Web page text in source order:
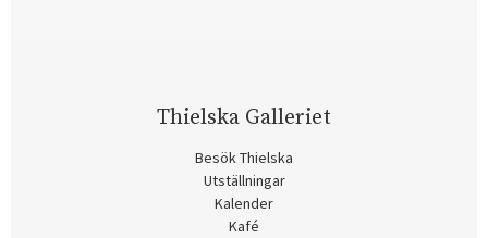
Thielska Galleriet
Besök Thielska
Utställningar
Kalender
Kafé